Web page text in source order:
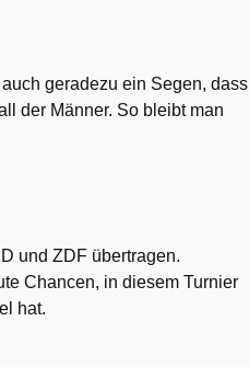
geradezu ein Segen, dass
der Männer. So bleibt man
und ZDF übertragen.
Chancen, in diesem Turnier
hat.